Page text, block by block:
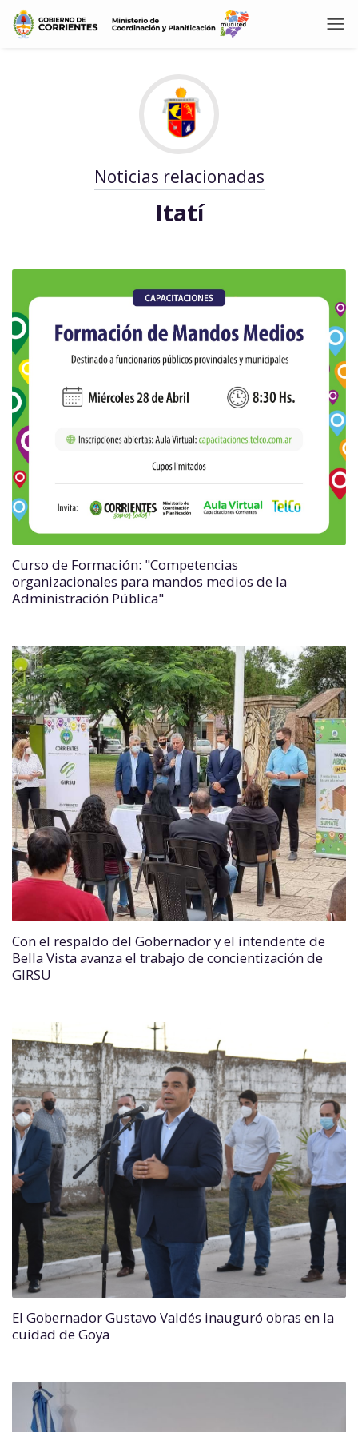
Noticias relacionadas
Itatí
Curso de Formación: "Competencias
organizacionales para mandos medios de la
Administración Pública"
Con el respaldo del Gobernador y el intendente de
Bella Vista avanza el trabajo de concientización de
GIRSU
El Gobernador Gustavo Valdés inauguró obras en la
cuidad de Goya